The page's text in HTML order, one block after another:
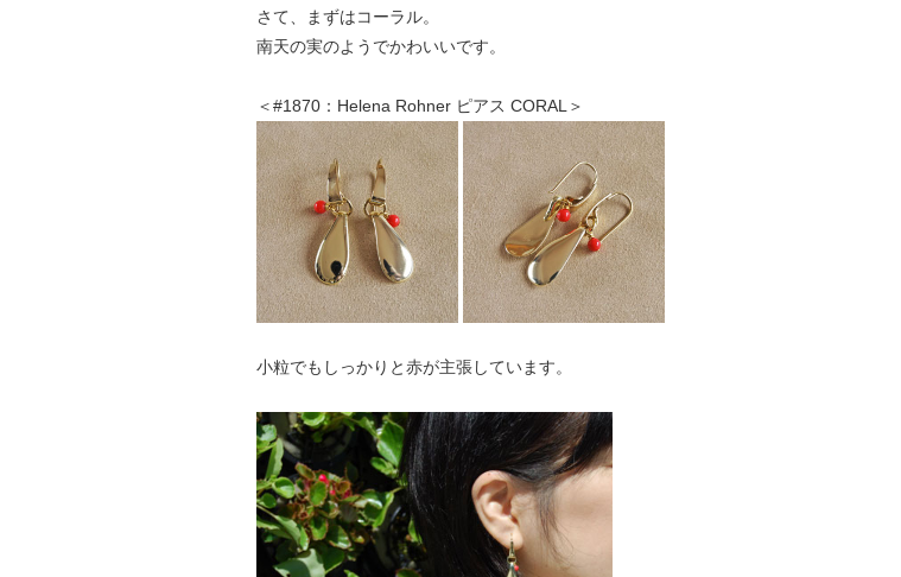
さて、まずはコーラル。
南天の実のようでかわいいです。
＜#1870：Helena Rohner ピアス CORAL＞
小粒でもしっかりと赤が主張しています。